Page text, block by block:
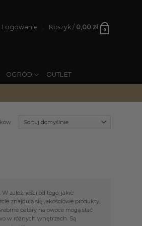
Logowanie Koszyk / 0,00 zł 0
OGRÓD OUTLET
zależności od tego, jakie
znajdują się jakościowe produkty,
patery na owoce mogą stać
w różnych wnętrzach. Są